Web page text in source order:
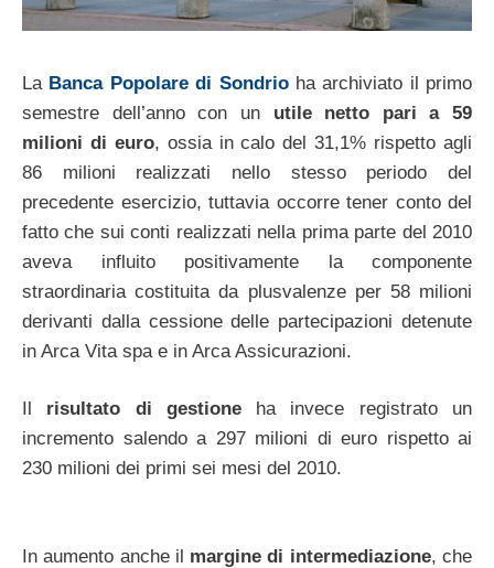
La Banca Popolare di Sondrioha archiviato il primo
semestre dell’anno con un utile netto pari a 59
milioni di euro, ossia in calo del 31,1% rispetto agli
86 milioni realizzati nello stesso periodo del
precedente esercizio, tuttavia occorre tener conto del
fatto che sui conti realizzati nella prima parte del 2010
aveva influito positivamente la componente
straordinaria costituita da plusvalenze per 58 milioni
derivanti dalla cessione delle partecipazioni detenute
in Arca Vita spa e in Arca Assicurazioni.
risultato di gestioneha invece registrato un
incremento salendo a 297 milioni di euro rispetto ai
230 milioni dei primi sei mesi del 2010.
In aumento anche il margine di intermediazione, che